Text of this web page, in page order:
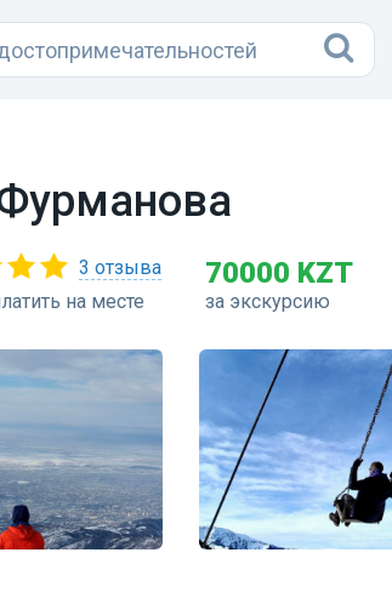
3 отзыва
на месте
70000 KZT
за экскурсию